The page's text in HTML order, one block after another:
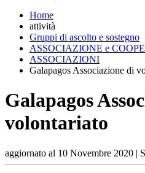
Home
attività
Gruppi di ascolto e sostegno
ASSOCIAZIONE e
ASSOCIAZIONI
Galapagos Associazione di
Galapagos
volontariato
aggiornato al 10 Novembre 2020 |